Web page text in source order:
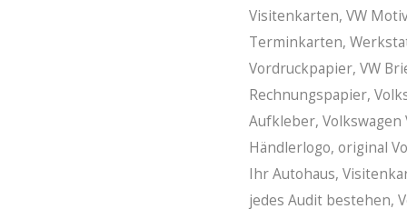
Visitenkarten, VW
Terminkarten,
Vordruckpapier, VW
Rechnungspapier,
Aufkleber,
Händlerlogo, original
Ihr Autohaus,
jedes Audit bestehen,